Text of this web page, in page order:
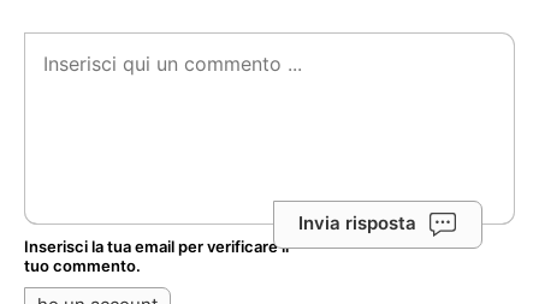
Invia risposta
Inserisci la tua email per verificare il
tuo commento.